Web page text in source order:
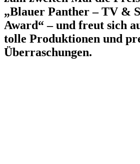
„Blauer Panther – TV &
Award“ – und freut sich
tolle Produktionen und
Überraschungen.